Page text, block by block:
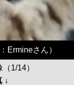
Ermineさん）
1/14）
↓